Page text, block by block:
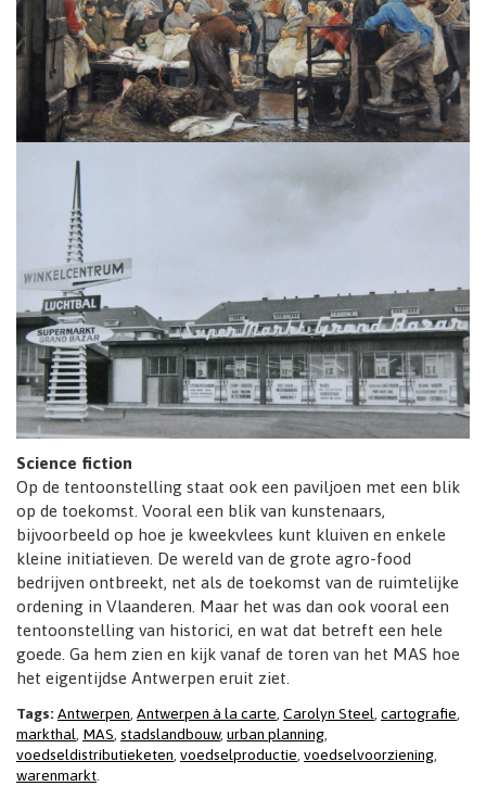
Science fiction
Op de tentoonstelling staat ook een paviljoen met een blik
op de toekomst. Vooral een blik van kunstenaars,
bijvoorbeeld op hoe je kweekvlees kunt kluiven en enkele
kleine initiatieven. De wereld van de grote agro-food
bedrijven ontbreekt, net als de toekomst van de ruimtelijke
ordening in Vlaanderen. Maar het was dan ook vooral een
tentoonstelling van historici, en wat dat betreft een hele
goede. Ga hem zien en kijk vanaf de toren van het MAS hoe
het eigentijdse Antwerpen eruit ziet.
Tags: Antwerpen Antwerpen à la carte Carolyn Steel cartografie
markthal MAS stadslandbouw, urban planning
voedseldistributieketen voedselproductie voedselvoorziening
warenmarkt